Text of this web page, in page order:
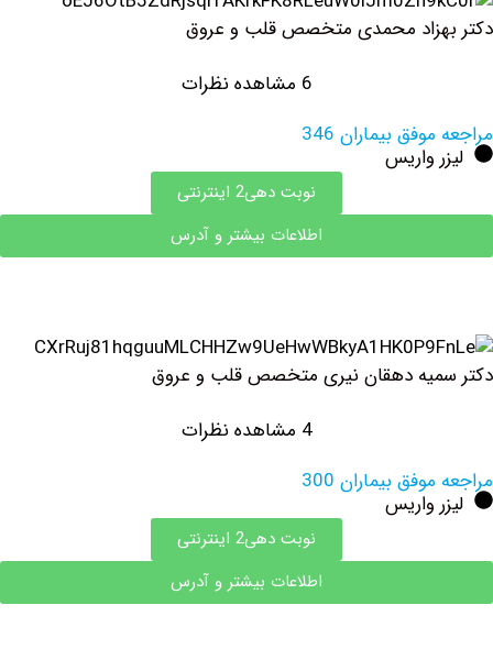
محمدی متخصص قلب و عروق
بیماران 346
واریس
نوبت دهی2 اینترنتی
اطلاعات بیشتر و آدرس
دهقان نیری متخصص قلب و عروق
بیماران 300
واریس
نوبت دهی2 اینترنتی
اطلاعات بیشتر و آدرس